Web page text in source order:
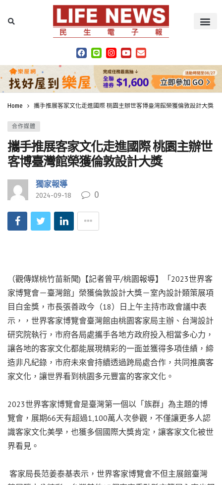
Home 攜手推展客家文化走進國際 桃園主辦世客博臺灣館榮獲倫敦設計大獎
合作媒體
攜手推展客家文化走進國際 桃園主辦世
客博臺灣館榮獲倫敦設計大獎
獨家報導
2024-09-18 0
（觀傳媒桃竹苗新聞)【記者曾平/桃園報導】「2023世界客
家博覽會－臺灣館」榮獲倫敦設計大獎－室內設計類策展項
目白金獎，市長張善政今（18）日上午主持市政會議中表
示，，世界客家博覽會臺灣館由桃園客家局主辦、台灣設計
研究院執行，市府各局處攜手各地方政府投入相當多心力，
讓各地的客家文化都能展現精彩的一面並獲得多項佳績，締
造非凡紀錄，市府未來會持續透過跨局處合作，共同推廣客
家文化，讓世界看到桃園多元豐富的客家文化。
2023世界客家博覽會是臺灣第一個以「族群」為主題的博
覽會，展期66天有超過1,100萬人次參觀，不僅讓更多人認
識客家文化美學，也獲多個國際大獎肯定，讓客家文化被世
界看見。
客家局長范姜泰基表示，世界客家博覽會不但主展館臺灣